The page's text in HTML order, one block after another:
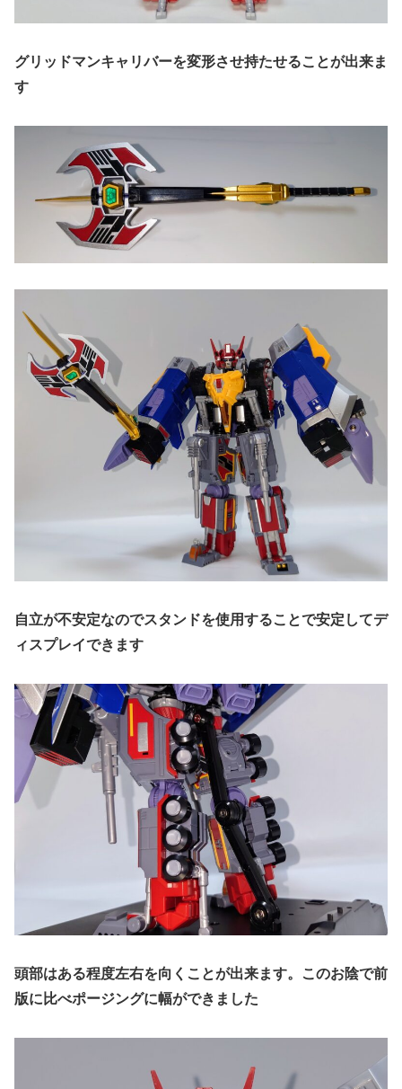
グリッドマンキャリバーを変形させ持たせることが出来ま
す
自立が不安定なのでスタンドを使用することで安定してデ
ィスプレイできます
頭部はある程度左右を向くことが出来ます。このお陰で前
版に比べポージングに幅ができました